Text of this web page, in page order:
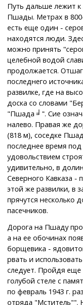
Путь дальше лежит
Пшады. Метрах в
есть еще один -
находятся люди.
можно принять
целебной водой
продолжается.
последнего
развилке, где на
доска со словами
"Пшада ╛". Сие
налево. Правая же
(818 м), соседке
последнее время
удовольствием
удивительно, в
Северного Кавказа -
этой же развилки, в
прячутся несколько
пасечников.
Дорога на Пшаду
а на ее обочинах
борщевика -
рвать и
следует. Пройдя
голубой стеле с
по февраль 1943 г.
отряда "Мститель"".